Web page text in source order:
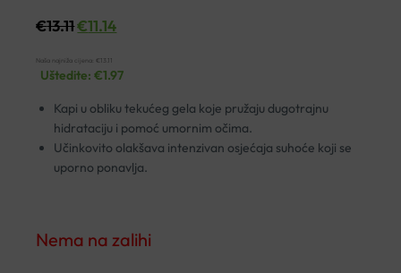
€13.11€11.14
Naša najniža cijena: € 13.11
Uštedite:€1.97
Kapi u obliku tekućeg gela koje pružaju dugotrajnu
hidrataciju i pomoć umornim očima.
Učinkovito olakšava intenzivan osjećaja suhoće koji se
uporno ponavlja.
Nema na zalihi